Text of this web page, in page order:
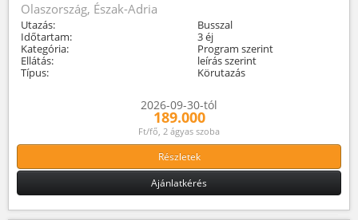
Olaszország, Észak-Adria
Utazás:
Busszal
Időtartam:
3 éj
Kategória:
Program szerint
Ellátás:
leírás szerint
Típus:
Körutazás
2026-09-30-tól
189.000
Ft/fő, 2 ágyas szoba
Részletek
Ajánlatkérés